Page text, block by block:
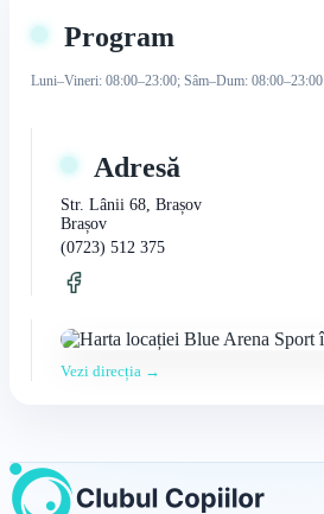
Program
Luni–Vineri: 08:00–23:00; Sâm–Dum: 08:00–23:00
Adresă
Str. Lânii 68, Brașov
Brașov
(0723) 512 375
Vezi direcția →